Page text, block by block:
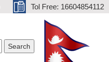
Tol Free: 16604854112